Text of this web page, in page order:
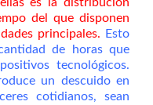
es la distribución
del que disponen
principales. Esto
de horas que
tecnológicos.
un descuido en
cotidianos, sean